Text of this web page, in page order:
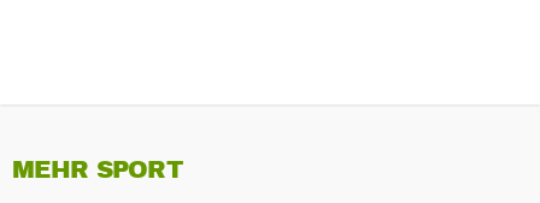
MEHR SPORT